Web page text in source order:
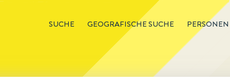
SUCHE GEOGRAFISCHE SUCHE PERSONEN